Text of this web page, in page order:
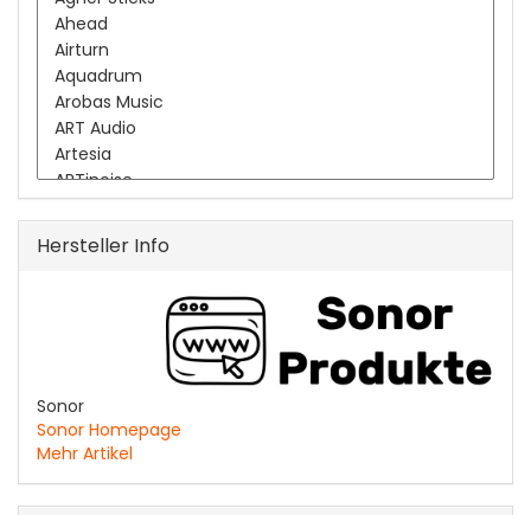
Hersteller Info
Sonor
Sonor Homepage
Mehr Artikel